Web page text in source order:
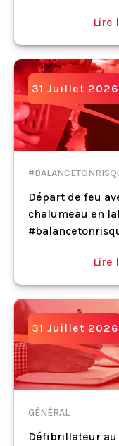
Lire
31 Juillet 2026
Départ de feu
chalumeau en
Lire
31 Juillet 2026
GÉNÉRAL
Défibrillateur au